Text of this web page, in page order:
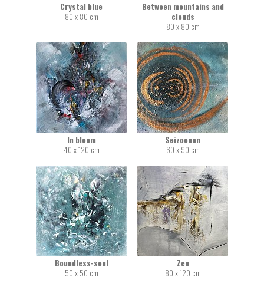
Crystal blue
80 x 80 cm
Between mountains and
clouds
80 x 80 cm
In bloom
40 x 120 cm
Seizoenen
60 x 90 cm
Boundless-soul
50 x 50 cm
Zen
80 x 120 cm